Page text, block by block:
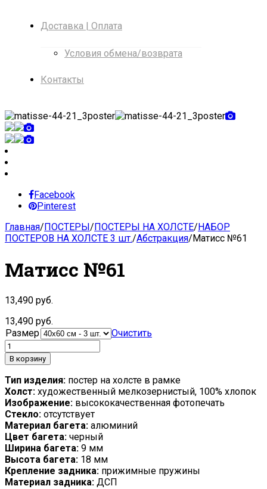
Доставка | Оплата
Условия обмена/возврата
Контакты
Facebook
Pinterest
Главная/ПОСТЕРЫ/ПОСТЕРЫ НА ХОЛСТЕ/НАБОР
ПОСТЕРОВ НА ХОЛСТЕ 3 шт./Абстракция/Матисс №61
Матисс №61
13,490 руб.
13,490 руб.
Размер
Очистить
В корзину
Тип изделия: постер на холсте в рамке
Холст: художественный мелкозернистый, 100% хлопок
Изображение: высококачественная фотопечать
Стекло: отсутствует
Материал багета: алюминий
Цвет багета: черный
Ширина багета: 9 мм
Высота багета: 18 мм
Крепление задника: прижимные пружины
Материал задника: ДСП